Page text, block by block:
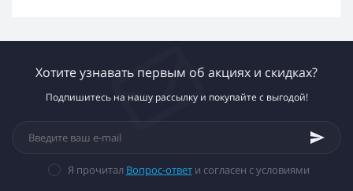
Хотите узнавать первым об акциях и скидках?
Подпишитесь на нашу рассылку и покупайте с выгодой!
Я прочитал Вопрос-ответи согласен с условиями